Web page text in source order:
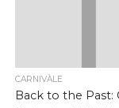
CARNIVÀLE
Back to the Past: